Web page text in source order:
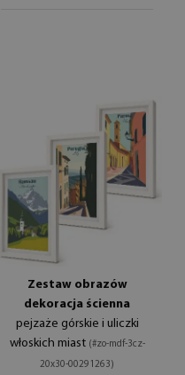
Zestaw obrazów
dekoracja ścienna
pejzaże górskie i uliczki
włoskich miast (#zo-mdf-3cz-
20x30-00291263)